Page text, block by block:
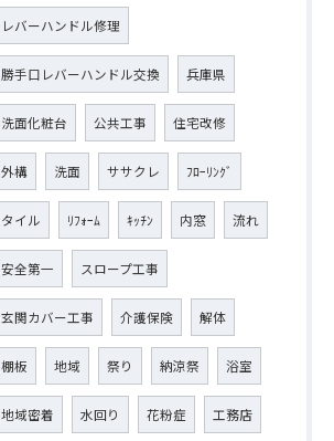
レバーハンドル修理
勝手口レバーハンドル交換 兵庫県
洗面化粧台 公共工事 住宅改修
外構 洗面 ササクレ ﾌﾛｰﾘﾝｸﾞ
タイル ﾘﾌｫｰﾑ ｷｯﾁﾝ 内窓 流れ
安全第一 スロープ工事
玄関カバー工事 介護保険 解体
棚板 地域 祭り 納涼祭 浴室
地域密着 水回り 花粉症 工務店